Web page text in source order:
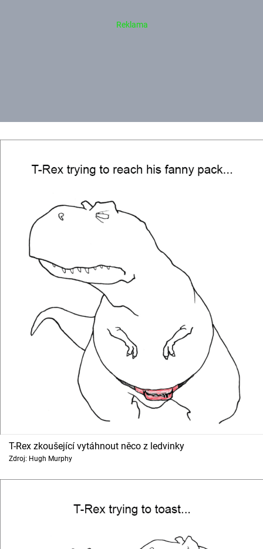
T-Rex zkoušející vytáhnout něco z ledvinky
Zdroj: Hugh Murphy